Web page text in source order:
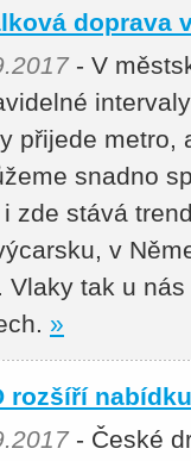
doprava
- V
přijede metro,
snadno
zde stává
v
tak u
»
rozšíří
- České